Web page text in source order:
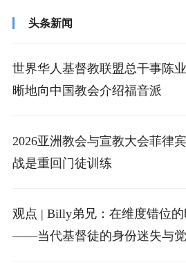
头条新闻
世界华人基督教联盟总干事陈
晰地向中国教会介绍福音派
2026亚洲教会与宣教大会菲律
战是重回门徒训练
观点 | Billy弟兄：在维度错位
——当代基督徒的身份迷失与